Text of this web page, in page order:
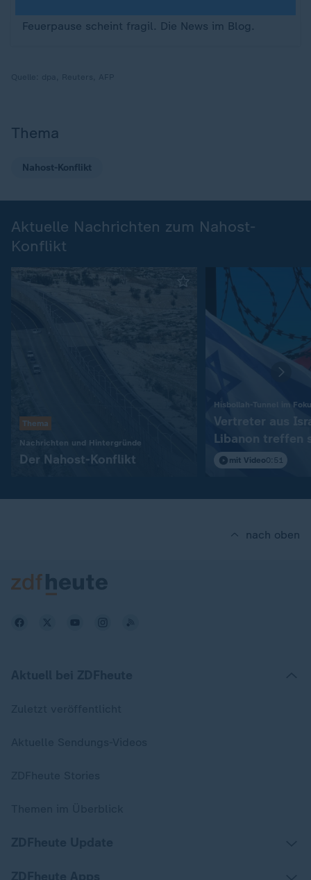
Feuerpause scheint fragil. Die News im Blog.
Thema
Nahost-Konflikt
Aktuelle Nachrichten zum Nahost-
Konflikt
Thema
Nachrichten und Hintergründe
Der Nahost-Konflikt
Hisbollah-Tunnel im
Vertreter aus
Libanon treffen
in Rom
mit Video0:51
nach oben